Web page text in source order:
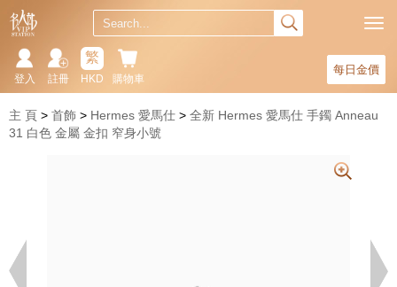
每日金價
購物車
繁
HKD
註冊
登入
主 頁 首飾 Hermes 愛馬仕
全新 Hermes 愛馬仕 手鐲 Anneau
31 白色 金屬 金扣 窄身小號